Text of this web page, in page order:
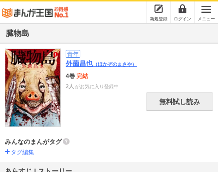
新規登録 ログイン メニュー
臓物島
青年
外薗昌也（ほかぞのまさや）
4巻 完結
2人 がお気に入り登録中
無料試し読み
みんなのまんがタグ
タグ編集